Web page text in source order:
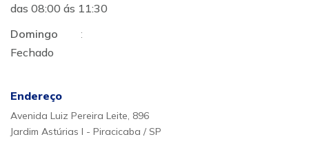
das 08:00 ás 11:30
Domingo
:
Fechado
Endereço
Avenida Luiz Pereira Leite, 896
Jardim Astúrias I - Piracicaba / SP